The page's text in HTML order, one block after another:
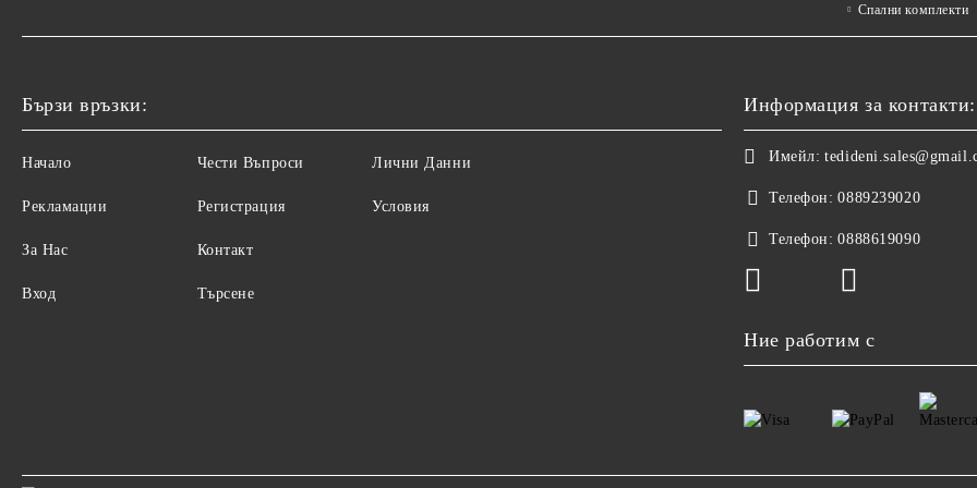
Спални комплекти
Бързи връзки:
Начало
Рекламации
За Нас
Вход
Чести Въпроси
Регистрация
Контакт
Търсене
Лични Данни
Условия
Информация за контакти:
Имейл:
Телефон: 0889239020
Телефон: 0888619090
Ние работим с